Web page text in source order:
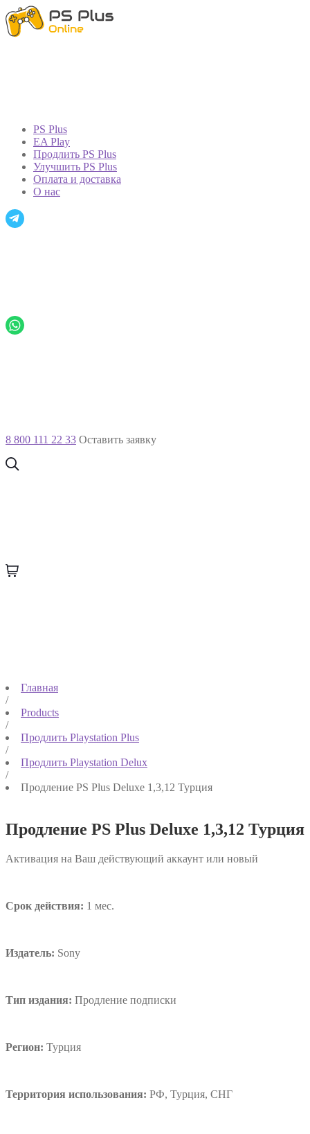
PS Plus
EA Play
Продлить PS Plus
Улучшить PS Plus
Оплата и доставка
О нас
8 800 111 22 33 Оставить заявку
Главная
/
Products
/
Продлить Playstation Plus
/
Продлить Playstation Delux
/
Продление PS Plus Deluxe 1,3,12 Турция
Продление PS Plus Deluxe 1,3,12 Турция
Активация на Ваш действующий аккаунт или новый
Срок действия: 1 мес.
Издатель: Sony
Тип издания: Продление подписки
Регион: Турция
Территория использования: РФ, Турция, СНГ